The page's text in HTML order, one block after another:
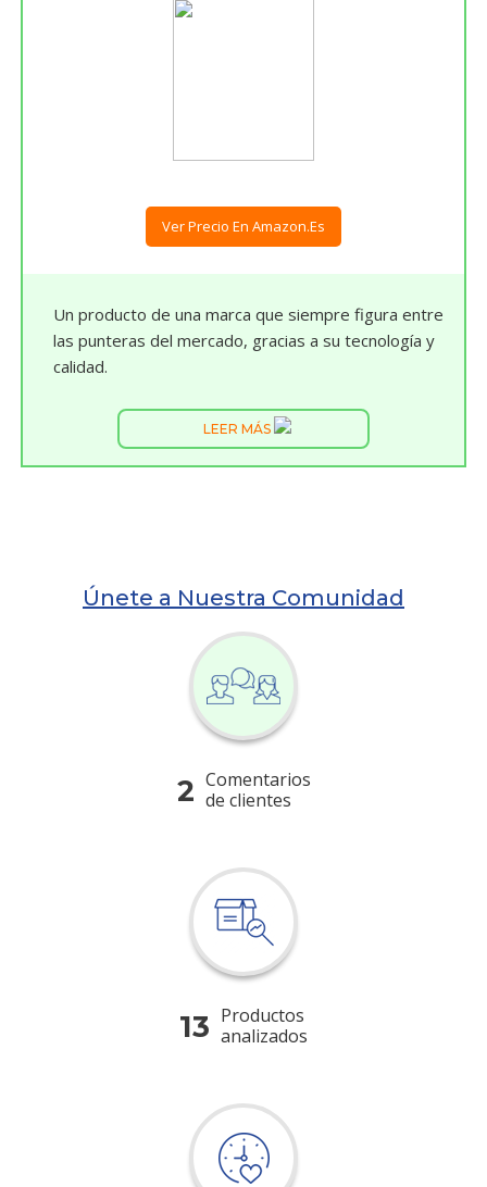
Ver Precio En Amazon.es
Un producto de una marca que siempre figura entre
las punteras del mercado, gracias a su tecnología y
calidad.
LEER MÁS
Únete a Nuestra Comunidad
2 Comentarios
de clientes
13 Productos
analizados